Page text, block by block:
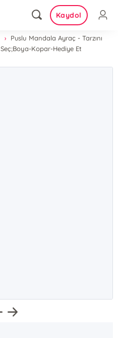
Kaydol
Puslu Mandala Ayraç - Tarzını
Seç;Boya-Kopar-Hediye Et